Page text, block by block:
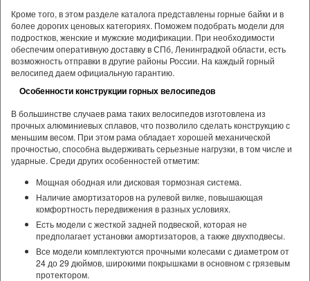
Кроме того, в этом разделе каталога представлены горные байки и в
более дорогих ценовых категориях. Поможем подобрать модели для
подростков, женские и мужские модификации. При необходимости
обеспечим оперативную доставку в СПб, Ленинградкой области, есть
возможность отправки в другие районы России. На каждый горный
велосипед даем официальную гарантию.
Особенности конструкции горных велосипедов
В большинстве случаев рама таких велосипедов изготовлена из
прочных алюминиевых сплавов, что позволило сделать конструкцию с
меньшим весом. При этом рама обладает хорошей механической
прочностью, способна выдерживать серьезные нагрузки, в том числе и
ударные. Среди других особенностей отметим:
Мощная ободная или дисковая тормозная система.
Наличие амортизаторов на рулевой вилке, повышающая
комфортность передвижения в разных условиях.
Есть модели с жесткой задней подвеской, которая не
предполагает установки амортизаторов, а также двухподвесы.
Все модели комплектуются прочными колесами с диаметром от
24 до 29 дюймов, широкими покрышками в основном с грязевым
протектором.